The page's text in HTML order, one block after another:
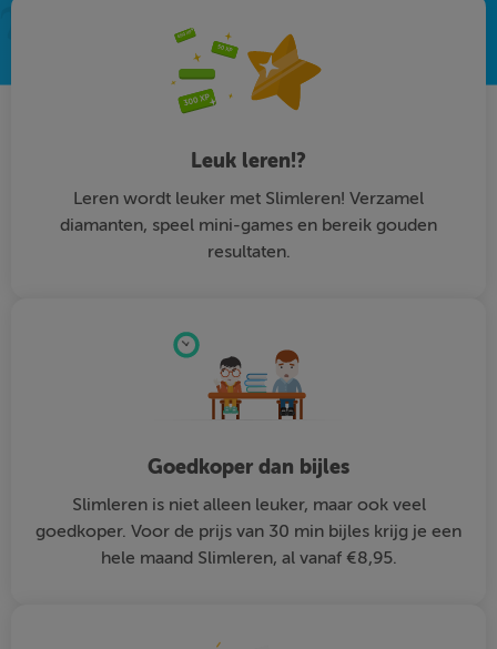
Leuk leren!?
Leren wordt leuker met Slimleren! Verzamel
diamanten, speel mini-games en bereik gouden
resultaten.
Goedkoper dan bijles
Slimleren is niet alleen leuker, maar ook veel
goedkoper. Voor de prijs van 30 min bijles krijg je een
hele maand Slimleren, al vanaf €8,95.